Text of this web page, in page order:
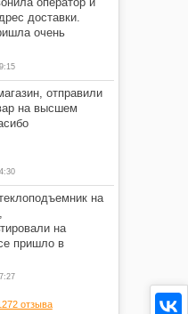
доставки.
очень
доволен этим
отправили
на высшем
на
на
пришло в
сроки, в отличном
оговоренной
отзыва